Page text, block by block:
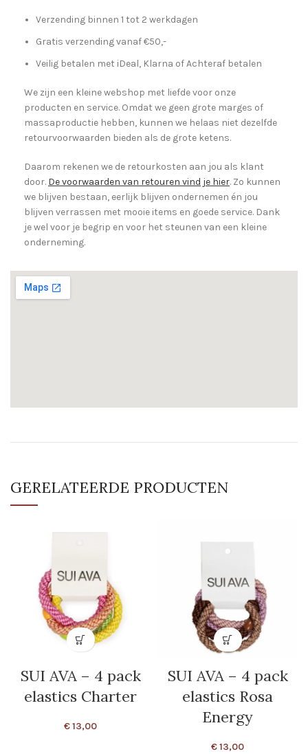
Verzending binnen 1 tot 2 werkdagen
Gratis verzending vanaf €50,-
Veilig betalen met iDeal, Klarna of Achteraf betalen
We zijn een kleine webshop met liefde voor onze
producten en service. Omdat we geen grote marges of
massaproductie hebben, kunnen we helaas niet dezelfde
retourvoorwaarden bieden als de grote ketens.
Daarom rekenen we de retourkosten aan jou als klant
door. De voorwaarden van retouren vind je hier. Zo kunnen
we blijven bestaan, eerlijk blijven ondernemen én jou
blijven verrassen met mooie items en goede service. Dank
je wel voor je begrip en voor het steunen van een kleine
onderneming.
GERELATEERDE PRODUCTEN
SUI AVA – 4 pack
elastics Charter
€13,00
SUI AVA – 4 pack
elastics Rosa
Energy
€13,00